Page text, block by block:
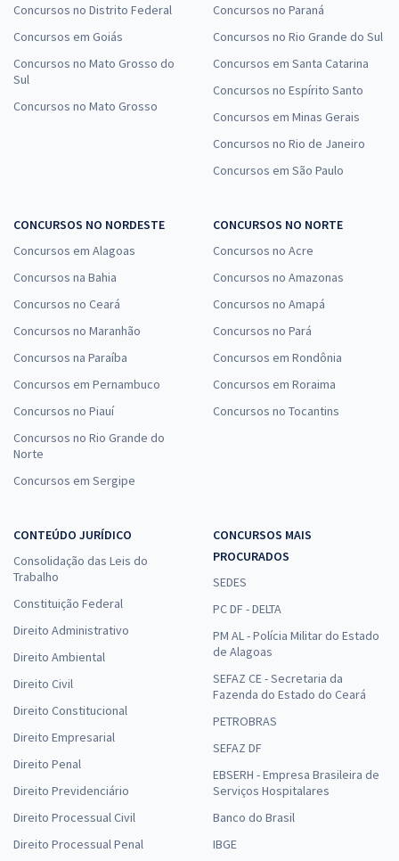
Concursos no Distrito Federal
Concursos em Goiás
Concursos no Mato Grosso do
Sul
Concursos no Mato Grosso
Concursos no Paraná
Concursos no Rio Grande do Sul
Concursos em Santa Catarina
Concursos no Espírito Santo
Concursos em Minas Gerais
Concursos no Rio de Janeiro
Concursos em São Paulo
CONCURSOS NO NORDESTE
Concursos em Alagoas
Concursos na Bahia
Concursos no Ceará
Concursos no Maranhão
Concursos na Paraíba
Concursos em Pernambuco
Concursos no Piauí
Concursos no Rio Grande do
Norte
Concursos em Sergipe
CONCURSOS NO NORTE
Concursos no Acre
Concursos no Amazonas
Concursos no Amapá
Concursos no Pará
Concursos em Rondônia
Concursos em Roraima
Concursos no Tocantins
CONTEÚDO JURÍDICO
Consolidação das Leis do
Trabalho
Constituição Federal
Direito Administrativo
Direito Ambiental
Direito Civil
Direito Constitucional
Direito Empresarial
Direito Penal
Direito Previdenciário
Direito Processual Civil
Direito Processual Penal
CONCURSOS MAIS
PROCURADOS
SEDES
PC DF - DELTA
PM AL - Polícia Militar do Estado
de Alagoas
SEFAZ CE - Secretaria da
Fazenda do Estado do Ceará
PETROBRAS
SEFAZ DF
EBSERH - Empresa Brasileira de
Serviços Hospitalares
Banco do Brasil
IBGE